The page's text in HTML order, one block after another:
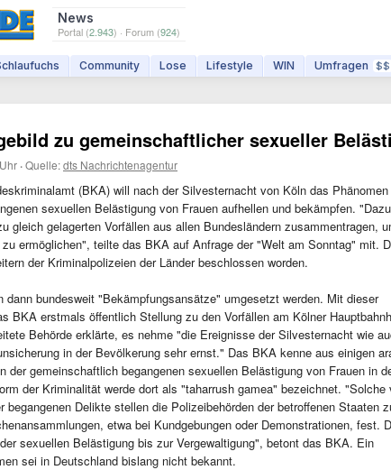
News
Portal (2.943) · Forum (924)
Community Lose Lifestyle WIN Umfragen $$
zu gemeinschaftlicher sexueller
·Quelle:dts Nachrichtenagentur
(BKA) will nach der Silvesternacht von Köln das Phänomen
sexuellen Belästigung von Frauen aufhellen und bekämpfen.
gleich gelagerten Vorfällen aus allen Bundesländern zusammentragen,
ermöglichen", teilte das BKA auf Anfrage der "Welt am Sonntag" mit.
der Kriminalpolizeien der Länder beschlossen worden.
dann bundesweit "Bekämpfungsansätze" umgesetzt werden. Mit dieser
BKA erstmals öffentlich Stellung zu den Vorfällen am Kölner
Behörde erklärte, es nehme "die Ereignisse der Silvesternacht wie
in der Bevölkerung sehr ernst." Das BKA kenne aus einigen
der gemeinschaftlich begangenen sexuellen Belästigung von Frauen in
der Kriminalität werde dort als "taharrush gamea" bezeichnet. "Solche
begangenen Delikte stellen die Polizeibehörden der betroffenen Staaten
etwa bei Kundgebungen oder Demonstrationen, fest.
sexuellen Belästigung bis zur Vergewaltigung", betont das BKA. Ein
sei in Deutschland bislang nicht bekannt.